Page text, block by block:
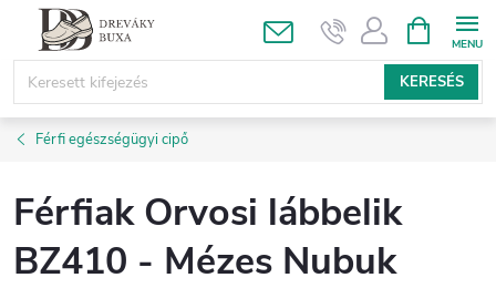
Ugrás
KERESÉS
KOSÁR
Férfi egészségügyi cipő
Férfiak Orvosi lábbelik
BZ410 - Mézes Nubuk